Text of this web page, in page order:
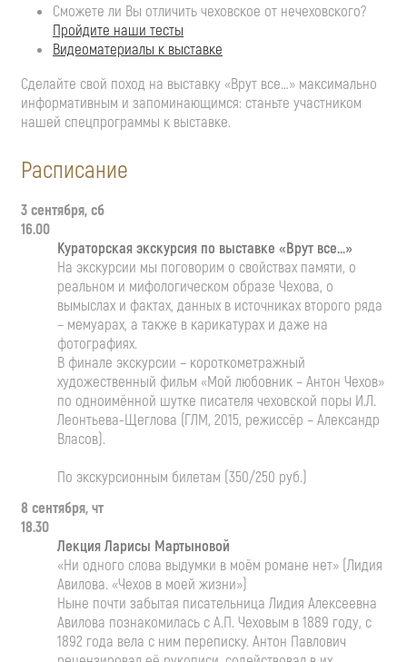
Сможете ли Вы отличить чеховское от нечеховского?
Пройдите наши тесты
Видеоматериалы к выставке
Сделайте свой поход на выставку «Врут все…» максимально
информативным и запоминающимся: станьте участником
нашей спецпрограммы к выставке.
Расписание
3 сентября, сб
16.00
Кураторская экскурсия по выставке «Врут все…»
На экскурсии мы поговорим о свойствах памяти, о
реальном и мифологическом образе Чехова, о
вымыслах и фактах, данных в источниках второго ряда
– мемуарах, а также в карикатурах и даже на
фотографиях.
В финале экскурсии – короткометражный
художественный фильм «Мой любовник – Антон Чехов»
по одноимённой шутке писателя чеховской поры И.Л.
Леонтьева-Щеглова (ГЛМ, 2015, режиссёр – Александр
Власов).
По экскурсионным билетам (350/250 руб.)
8 сентября, чт
18.30
Лекция Ларисы Мартыновой
«Ни одного слова выдумки в моём романе нет» (Лидия
Авилова. «Чехов в моей жизни»)
Ныне почти забытая писательница Лидия Алексеевна
Авилова познакомилась с А.П. Чеховым в 1889 году, с
1892 года вела с ним переписку. Антон Павлович